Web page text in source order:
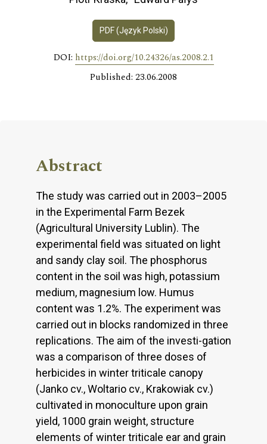
PDF (Język Polski)
DOI: https://doi.org/10.24326/as.2008.2.1
Published: 23.06.2008
Abstract
The study was carried out in 2003–2005
in the Experimental Farm Bezek
(Agricultural University Lublin). The
experimental field was situated on light
and sandy clay soil. The phosphorus
content in the soil was high, potassium
medium, magnesium low. Humus
content was 1.2%. The experiment was
carried out in blocks randomized in three
replications. The aim of the investi-gation
was a comparison of three doses of
herbicides in winter triticale canopy
(Janko cv., Woltario cv., Krakowiak cv.)
cultivated in monoculture upon grain
yield, 1000 grain weight, structure
elements of winter triticale ear and grain